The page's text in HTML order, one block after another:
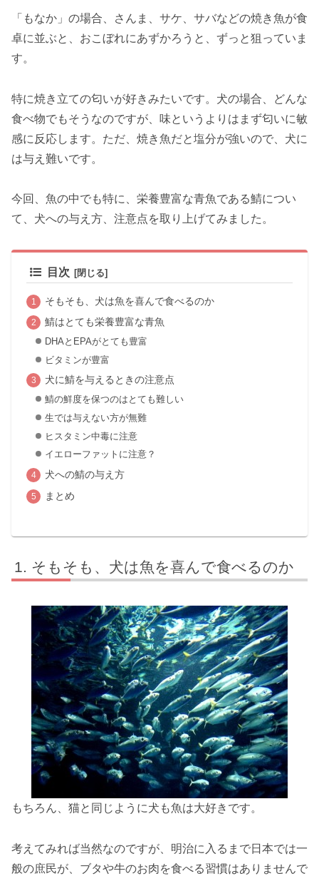
「もなか」の場合、さんま、サケ、サバなどの焼き魚が食
卓に並ぶと、おこぼれにあずかろうと、ずっと狙っていま
す。
特に焼き立ての匂いが好きみたいです。犬の場合、どんな
食べ物でもそうなのですが、味というよりはまず匂いに敏
感に反応します。ただ、焼き魚だと塩分が強いので、犬に
は与え難いです。
今回、魚の中でも特に、栄養豊富な青魚である鯖につい
て、犬への与え方、注意点を取り上げてみました。
目次
そもそも、犬は魚を喜んで食べるのか
鯖はとても栄養豊富な青魚
DHAとEPAがとても豊富
ビタミンが豊富
犬に鯖を与えるときの注意点
鯖の鮮度を保つのはとても難しい
生では与えない方が無難
ヒスタミン中毒に注意
イエローファットに注意？
犬への鯖の与え方
まとめ
そもそも、犬は魚を喜んで食べるのか
もちろん、猫と同じように犬も魚は大好きです。
考えてみれば当然なのですが、明治に入るまで日本では一
般の庶民が、ブタや牛のお肉を食べる習慣はありませんで